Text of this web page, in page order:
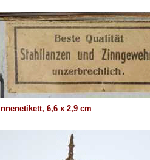
Innenetikett, 6,6 x 2,9 cm